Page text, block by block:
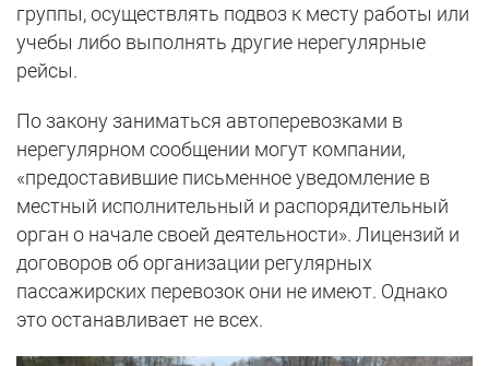
группы, осуществлять подвоз к месту работы или
учебы либо выполнять другие нерегулярные
рейсы.
По закону заниматься автоперевозками в
нерегулярном сообщении могут компании,
«предоставившие письменное уведомление в
местный исполнительный и распорядительный
орган о начале своей деятельности». Лицензий и
договоров об организации регулярных
пассажирских перевозок они не имеют. Однако
это останавливает не всех.